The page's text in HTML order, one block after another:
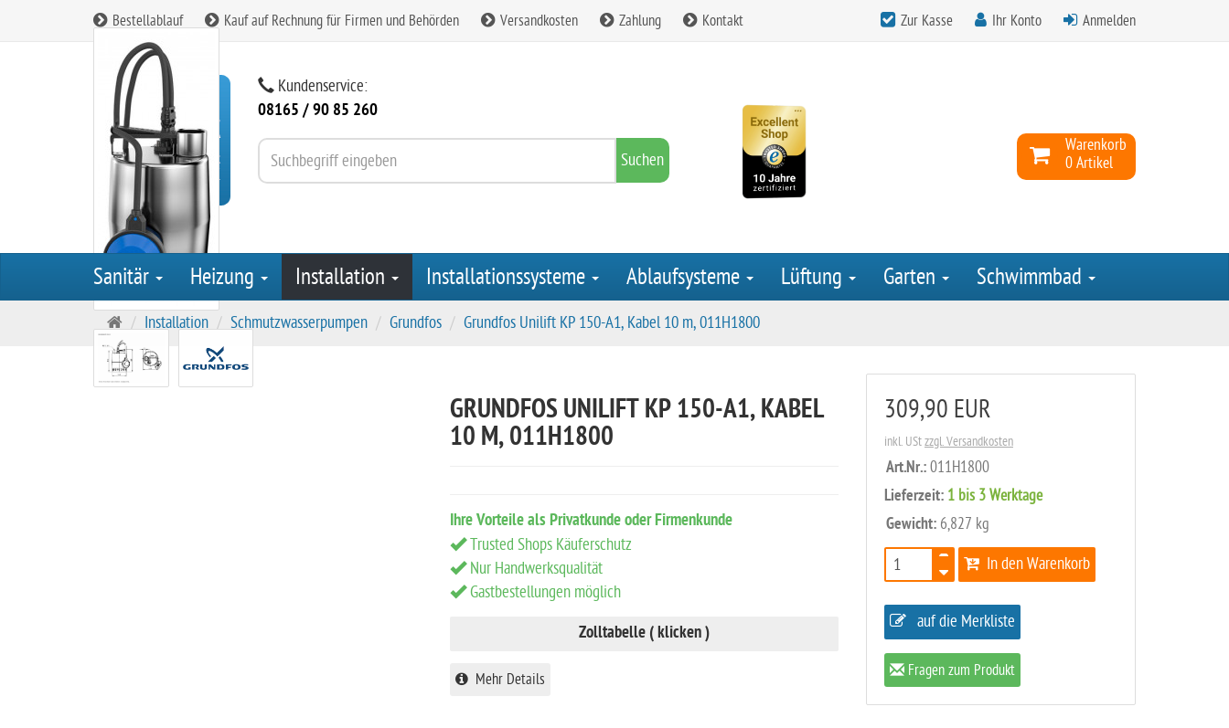
Bestellablauf Kauf auf Rechnung für Firmen und Behörden Versandkosten Zahlung Kontakt Zur Kasse Ihr Konto Anmelden
Kundenservice:
08165 / 90 85 260
Suchen
Warenkorb
0 Artikel
Sanitär Heizung Installation Installationssysteme Ablaufsysteme Lüftung Garten Schwimmbad
S
t
a
r
Installation Schmutzwasserpumpen Grundfos Grundfos Unilift KP 150-A1, Kabel 10 m, 011H1800
309,90 EUR
inkl. UStzzgl. Versandkosten
Art.Nr.: 011H1800
Lieferzeit: 1 bis 3 Werktage
Gewicht: 6,827 kg
In den Warenkorb
auf die Merkliste
Fragen zum Produkt
GRUNDFOS UNILIFT KP 150-A1, KABEL
10 M, 011H1800
Ihre Vorteile als Privatkunde oder Firmenkunde
Trusted Shops Käuferschutz
Nur Handwerksqualität
Gastbestellungen möglich
Zolltabelle ( klicken )
Mehr Details